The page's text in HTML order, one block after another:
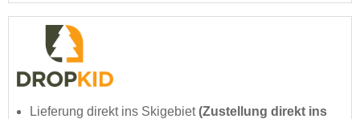
Lieferung direkt ins Skigebiet(Zustellung direkt ins